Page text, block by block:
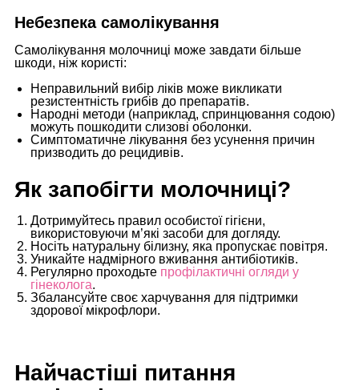
Небезпека самолікування
Самолікування молочниці може завдати більше
шкоди, ніж користі:
Неправильний вибір ліків може викликати
резистентність грибів до препаратів.
Народні методи (наприклад, спринцювання содою)
можуть пошкодити слизові оболонки.
Симптоматичне лікування без усунення причин
призводить до рецидивів.
Як запобігти молочниці?
Дотримуйтесь правил особистої гігієни,
використовуючи м’які засоби для догляду.
Носіть натуральну білизну, яка пропускає повітря.
Уникайте надмірного вживання антибіотиків.
Регулярно проходьте профілактичні огляди у
гінеколога.
Збалансуйте своє харчування для підтримки
здорової мікрофлори.
Найчастіші питання